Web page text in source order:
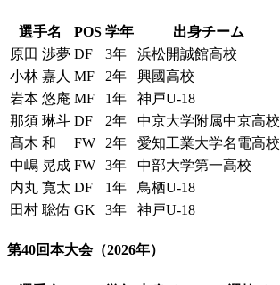
選手名 POS 学年 出身チーム
原田 渉夢 DF 3年 浜松開誠館高校
小林 嘉人 MF 2年 興國高校
岩本 悠庵 MF 1年 神戸U-18
那須 琳斗 DF 2年 中京大学附属中京高校
髙木 和
FW 2年 愛知工業大学名電高校
中嶋 晃成 FW 3年 中部大学第一高校
内丸 寛太 DF 1年 鳥栖U-18
田村 聡佑 GK 3年 神戸U-18
第40回本大会（2026年）